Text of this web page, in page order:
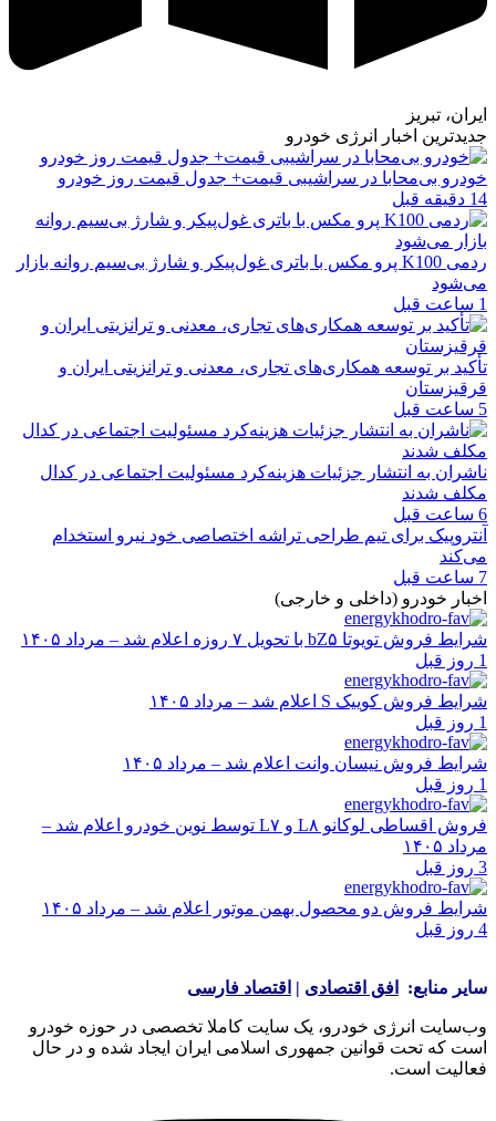
ایران، تبریز
جدیدترین اخبار انرژی خودرو
خودرو بی‌محابا در سراشیبی قیمت+ جدول قیمت روز خودرو
14 دقیقه قبل
ردمی K100 پرو مکس با باتری غول‌پیکر و شارژ بی‌سیم روانه بازار
می‌شود
1 ساعت قبل
تأکید بر توسعه همکاری‌های تجاری، معدنی و ترانزیتی ایران و
قرقیزستان
5 ساعت قبل
ناشران به انتشار جزئیات هزینه‌کرد مسئولیت اجتماعی در کدال
مکلف شدند
6 ساعت قبل
آنتروپیک برای تیم طراحی تراشه اختصاصی خود نیرو استخدام
می‌کند
7 ساعت قبل
اخبار خودرو (داخلی و خارجی)
شرایط فروش تویوتا bZ۵ با تحویل ۷ روزه اعلام شد – مرداد ۱۴۰۵
1 روز قبل
شرایط فروش کوییک S اعلام شد – مرداد ۱۴۰۵
1 روز قبل
شرایط فروش نیسان وانت اعلام شد – مرداد ۱۴۰۵
1 روز قبل
فروش اقساطی لوکانو L۸ و L۷ توسط نوین خودرو اعلام شد –
مرداد ۱۴۰۵
3 روز قبل
شرایط فروش دو محصول بهمن موتور اعلام شد – مرداد ۱۴۰۵
4 روز قبل
سایر منابع: افق اقتصادی | اقتصاد فارسی
وب‌سایت انرژی خودرو، یک سایت کاملا تخصصی در حوزه خودرو
است که تحت قوانین جمهوری اسلامی ایران ایجاد شده و در حال
فعالیت است.